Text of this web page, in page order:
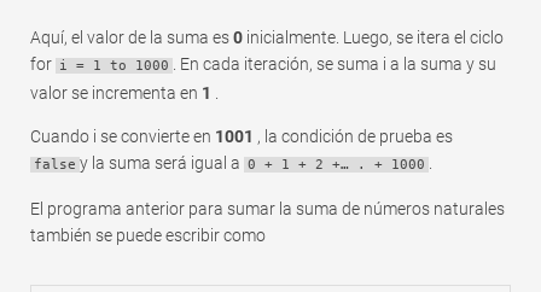
Aquí, el valor de la suma es0 inicialmente. Luego, se itera el ciclo
for i = 1 to 1000
. En cada iteración, se suma i a la suma y su
valor se incrementa en 1
Cuando i se convierte en 1001 , la condición de prueba es
false y la suma será igual a 0 + 1 + 2 +… . + 1000
El programa anterior para sumar la suma de números naturales
también se puede escribir como